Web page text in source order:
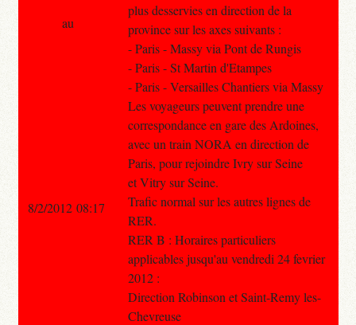
plus desservies en direction de la
province sur les axes suivants :
- Paris - Massy via Pont de Rungis
- Paris - St Martin d'Etampes
- Paris - Versailles Chantiers via Massy
Les voyageurs peuvent prendre une
correspondance en gare des Ardoines,
avec un train NORA en direction de
Paris, pour rejoindre Ivry sur Seine
et Vitry sur Seine.
Trafic normal sur les autres lignes de
RER.
RER B : Horaires particuliers
applicables jusqu'au vendredi 24 fevrier
2012 :
Direction Robinson et Saint-Remy les-
Chevreuse
au
8/2/2012 08:17